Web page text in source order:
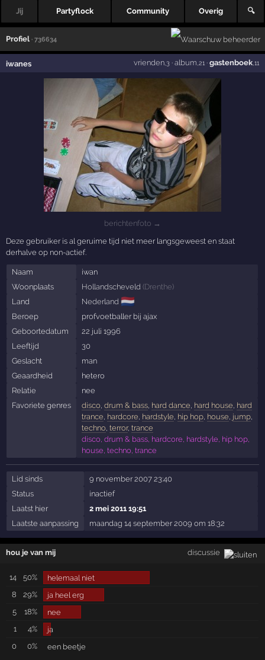
Jij Partyflock Community Overig 🔍
Profiel · 736634
iwanes vrienden,3· album ,21· gastenboek,11
berichtenfoto →
Deze gebruiker is al geruime tijd niet meer langsgeweest en staat
derhalve op non-actief.
Naam
iwan
Woonplaats
Hollandscheveld (Drenthe)
Land
Nederland 🇳🇱
Beroep
profvoetballer bij ajax
Geboortedatum
22 juli 1996
Leeftijd
30
Geslacht
man
Geaardheid
hetero
Relatie
nee
Favoriete genres
disco, drum & bass, hard dance hard house hard
trance hardcore hardstyle hip hop, house jump,
techno, terror, trance
disco, drum & bass, hardcore, hardstyle, hip hop,
house, techno, trance
Lid sinds
9 november 2007 23:40
Status
inactief
Laatst hier
2 mei 2011 19:51
Laatste aanpassing
maandag 14 september 2009 om 18:32
hou je van mij discussie
14 50%
helemaal niet
8
29%
ja heel erg
5
18%
nee
1
4%
ja
0
0% een beetje